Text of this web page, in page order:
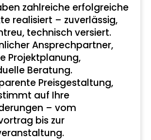
zahlreiche erfolgreiche
realisiert – zuverlässig,
technisch versiert.
Ansprechpartner,
Projektplanung,
Beratung.
Preisgestaltung,
auf Ihre
– vom
bis zur